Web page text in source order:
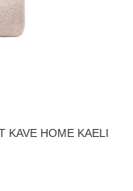
KAVE HOME KAELI